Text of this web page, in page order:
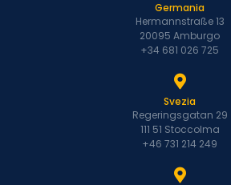
Germania
Hermannstraße 13
20095 Amburgo
+34 681 026 725
Svezia
Regeringsgatan 29
111 51 Stoccolma
+46 731 214 249